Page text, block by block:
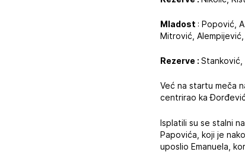
Mladost : Popović,
Mitrović,
Rezerve :Stanković,
Već na startu meča
centrirao ka
Isplatili su se stalni
Papovića, koji je
uposlio Emanuela,